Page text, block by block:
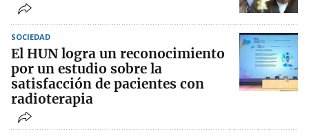
SOCIEDAD
El HUN logra un reconocimiento
por un estudio sobre la
satisfacción de pacientes con
radioterapia